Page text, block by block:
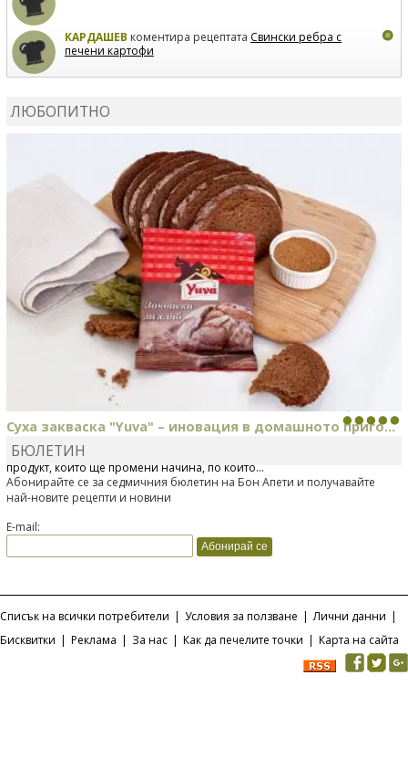
КАРДАШЕВ коментира рецептата Свински ребра с
печени картофи
ЛЮБОПИТНО
Суха закваска "Yuva" – иновация в домашното приго...
Отскоро Лесафр България стартира предлагането на изцяло нов
продукт, който ще промени начина, по който...
БЮЛЕТИН
Абонирайте се за седмичния бюлетин на Бон Апети и получавайте
най-новите рецепти и новини
E-mail:
Списък на всички потребители | Условия за ползване | Лични данни |
Бисквитки | Реклама | За нас | Как да печелите точки | Карта на сайта